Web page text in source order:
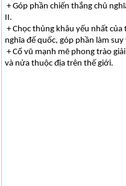
+ Góp phần chiến thắng chủ
II.
+ Chọc thủng khâu yếu nhất
nghĩa đế quốc, góp phần làm suy
+ Cổ vũ mạnh mẽ phong trào
và nửa thuộc địa trên thế giới.